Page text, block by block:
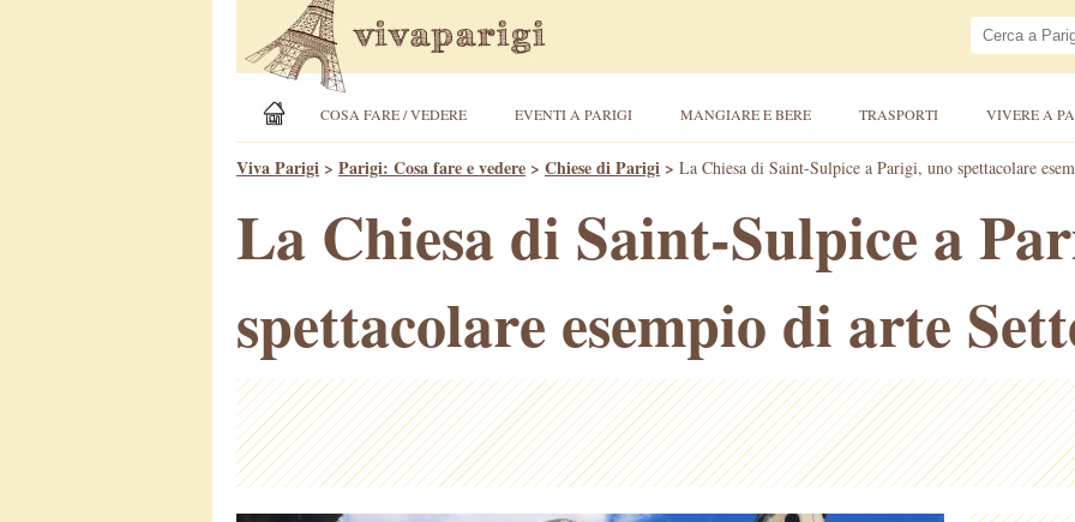
COSA FARE / VEDERE EVENTI A PARIGI MANGIARE E BERE TRASPORTI VIVERE A
Viva Parigi > Parigi: Cosa fare e vedere > Chiese di Parigi > La Chiesa di Saint-Sulpice a Parigi, uno spettacolare
La Chiesa di Saint-Sulpice a
spettacolare esempio di arte